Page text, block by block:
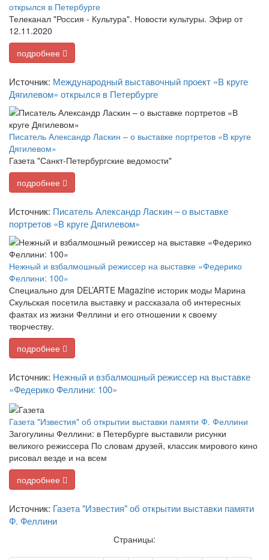
открылся в Петербурге
Телеканал "Россия - Культура". Новости культуры. Эфир от
12.11.2020
подробнее
Источник: Международный выставочный проект «В круге
Дягилевом» открылся в Петербурге
Писатель Александр Ласкин – о выставке портретов «В круге
Дягилевом»
Газета "Санкт-Петербургские ведомости"
подробнее
Источник: Писатель Александр Ласкин – о выставке
портретов «В круге Дягилевом»
Нежный и взбалмошный режиссер на выставке «Федерико
Феллини: 100»
Специально для DEL’ARTE Magazine историк моды Марина
Скульская посетила выставку и рассказала об интересных
фактах из жизни Феллини и его отношении к своему
творчеству.
подробнее
Источник: Нежный и взбалмошный режиссер на выставке
«Федерико Феллини: 100»
Газета "Известия" об открытии выставки памяти Ф. Феллини
Загогулины Феллини: в Петербурге выставили рисунки
великого режиссера По словам друзей, классик мирового кино
рисовал везде и на всем
подробнее
Источник: Газета "Известия" об открытии выставки памяти
Ф. Феллини
Страницы: